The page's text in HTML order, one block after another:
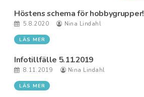
Höstens schema för hobbygrupper!
5.8.2020 Nina Lindahl
LÄS MER
Infotillfälle 5.11.2019
8.11.2019 Nina Lindahl
LÄS MER